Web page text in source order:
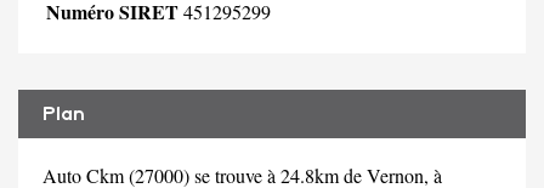
Numéro SIRET451295299
Plan
Auto Ckm (27000) se trouve à 24.8km de Vernon, à